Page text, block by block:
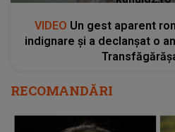
VIDEO Un gest aparent
indignare și a declanșat o
RECOMANDĂRI